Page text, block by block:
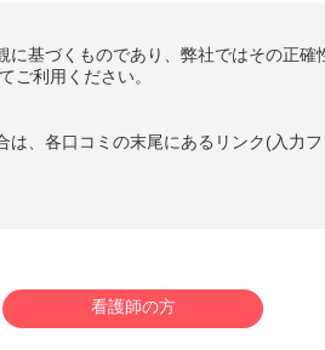
基づくものであり、弊社ではその正確
ご利用ください。
、各口コミの末尾にあるリンク(入力
看護師の方